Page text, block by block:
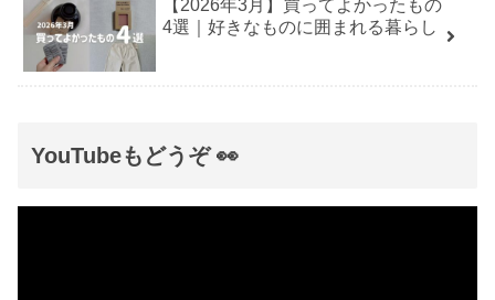
【2026年3月】買ってよかったもの
4選｜好きなものに囲まれる暮らし
YouTubeもどうぞ 👀